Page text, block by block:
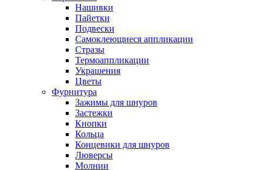
Нашивки
Пайетки
Подвески
Самоклеющиеся аппликации
Стразы
Термоаппликации
Украшения
Цветы
Фурнитура
Зажимы для шнуров
Застежки
Кнопки
Кольца
Концевики для шнуров
Люверсы
Молнии